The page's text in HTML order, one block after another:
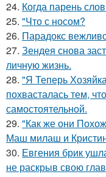
24. Когда парень
25. "Что с носом?
26. Парадокс
27. Зендея снова
личную жизнь.
28. "Я Теперь
похвасталась тем,
самостоятельной.
29. "Как же они
Маш милаш и
30. Евгения брик
не раскрыв свою